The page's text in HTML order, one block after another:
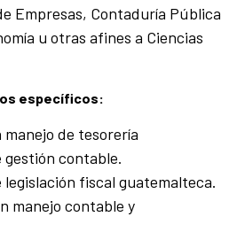
Empresas, Contaduría Pública
u otras afines a Ciencias
específicos:
de tesorería
gestión contable.
legislación fiscal guatemalteca.
manejo contable y